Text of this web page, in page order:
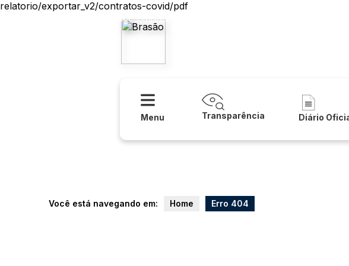
relatorio/exportar_v2/contratos-covid/pdf
Acessibilidade
Menu Transparência Diário
Você está navegando em: Home Erro 404